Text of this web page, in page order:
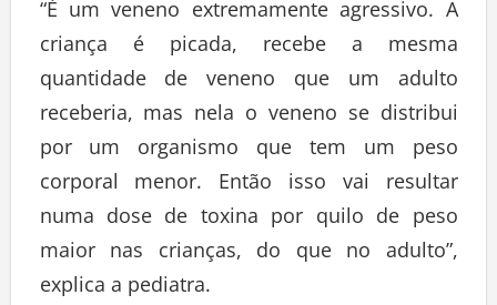
“É um veneno extremamente agressivo. A
criança é picada, recebe a mesma
quantidade de veneno que um adulto
receberia, mas nela o veneno se distribui
por um organismo que tem um peso
corporal menor. Então isso vai resultar
numa dose de toxina por quilo de peso
maior nas crianças, do que no adulto”,
explica a pediatra.